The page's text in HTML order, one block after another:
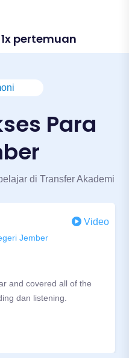
pertemuan
Para
di Transfer Akademi
Jember
Video
and covered all of the
dan listening.